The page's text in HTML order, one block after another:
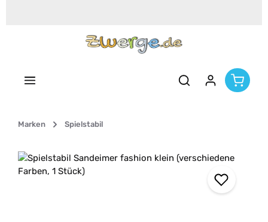
Marken Spielstabil
Bildergalerie überspringen